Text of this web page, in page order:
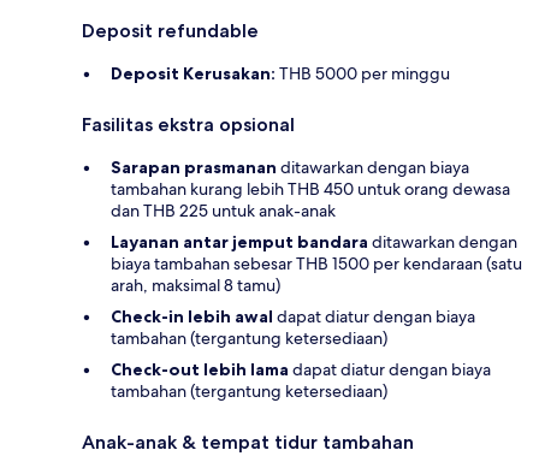
Deposit refundable
Deposit Kerusakan: THB 5000 per minggu
Fasilitas ekstra opsional
Sarapan prasmanan ditawarkan dengan biaya
tambahan kurang lebih THB 450 untuk orang dewasa
dan THB 225 untuk anak-anak
Layanan antar jemput bandara ditawarkan dengan
biaya tambahan sebesar THB 1500 per kendaraan (satu
arah, maksimal 8 tamu)
Check-in lebih awal dapat diatur dengan biaya
tambahan (tergantung ketersediaan)
Check-out lebih lama dapat diatur dengan biaya
tambahan (tergantung ketersediaan)
Anak-anak & tempat tidur tambahan